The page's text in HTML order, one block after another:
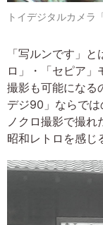
トイデジタルカメ
「写ルンです」
ロ」・「セピア」
撮影も可能になる
デジ90」ならで
ノクロ撮影で撮
昭和レトロを感じ